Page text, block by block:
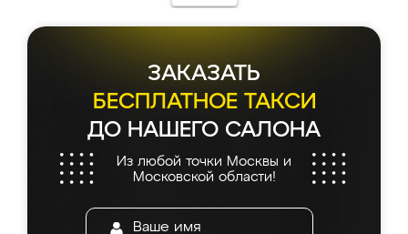
ЗАКАЗАТЬ
БЕСПЛАТНОЕ ТАКСИ
ДО НАШЕГО САЛОНА
Из любой точки Москвы и
Московской области!